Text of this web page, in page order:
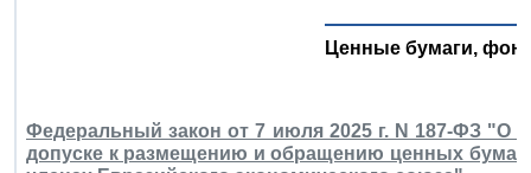
Ценные бумаги,
Федеральный закон от 7 июля 2025 г. N 187-ФЗ "О
допуске к размещению и обращению ценных бумаг